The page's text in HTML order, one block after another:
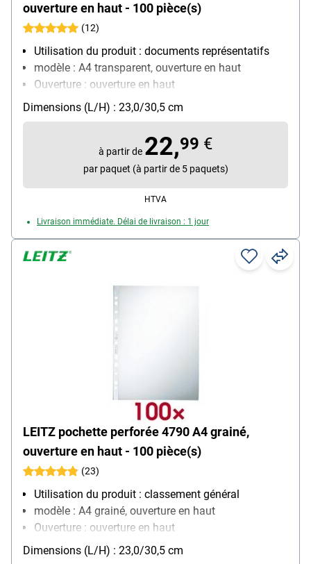
ouverture en haut - 100 pièce(s)
(12)
Utilisation du produit : documents représentatifs
modèle : A4 transparent, ouverture en haut
Ouverture : ouverture en haut
Équipement : convient aux documents officiels,
renforcement des trous
Matière : film de polypropylène, 0,08 mm
Contenu par paquet : 100 pièce(s)
Dimensions (L/H) : 23,0/30,5 cm
à partir de 22,99 €
par paquet (à partir de 5 paquets)
HTVA
Livraison immédiate. Délai de livraison : 1 jour
LEITZ pochette perforée 4790 A4 grainé,
ouverture en haut - 100 pièce(s)
(23)
Utilisation du produit : classement général
modèle : A4 grainé, ouverture en haut
Ouverture : ouverture en haut
Équipement : convient aux documents officiels,
renforcement des trous
Dimensions (L/H) : 23,0/30,5 cm